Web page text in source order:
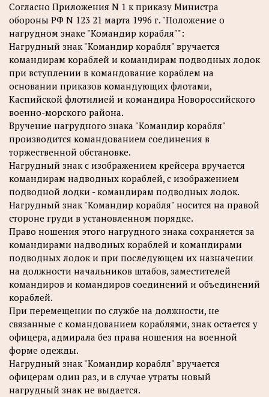
Согласно Приложения N 1 к приказу Министра
обороны РФ N 123 21 марта 1996 г. "Положение о
нагрудном знаке "Командир корабля"":
Нагрудный знак "Командир корабля" вручается
командирам кораблей и командирам подводных лодок
при вступлении в командование кораблем на
основании приказов командующих флотами,
Каспийской флотилией и командира Новороссийского
военно-морского района.
Вручение нагрудного знака "Командир корабля"
производится командованием соединения в
торжественной обстановке.
Нагрудный знак с изображением крейсера вручается
командирам надводных кораблей, с изображением
подводной лодки - командирам подводных лодок.
Нагрудный знак "Командир корабля" носится на правой
стороне груди в установленном порядке.
Право ношения этого нагрудного знака сохраняется за
командирами надводных кораблей и командирами
подводных лодок и при последующем их назначении
на должности начальников штабов, заместителей
командиров и командиров соединений и объединений
кораблей.
При перемещении по службе на должности, не
связанные с командованием кораблями, знак остается у
офицера, адмирала без права ношения на военной
форме одежды.
Нагрудный знак "Командир корабля" вручается
офицерам один раз, и в случае утраты новый
нагрудный знак не выдается.